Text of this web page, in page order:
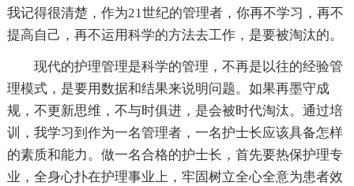
我记得很清楚，作为21世纪的管理者，你再不学习，再不
提高自己，再不运用科学的方法去工作，是要被淘汰的。
现代的护理管理是科学的管理，不再是以往的经验管
理模式，是要用数据和结果来说明问题。如果再墨守成
规，不更新思维，不与时俱进，是会被时代淘汰。通过培
训，我学习到作为一名管理者，一名护士长应该具备怎样
的素质和能力。做一名合格的护士长，首先要热保护理专
业，全身心扑在护理事业上，牢固树立全心全意为患者效